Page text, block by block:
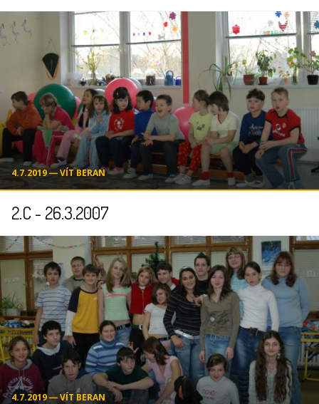
4.7.2019 ― VÍT BERAN
2.C - 26.3.2007
4.7.2019 ― VÍT BERAN